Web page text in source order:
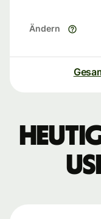
Ändern